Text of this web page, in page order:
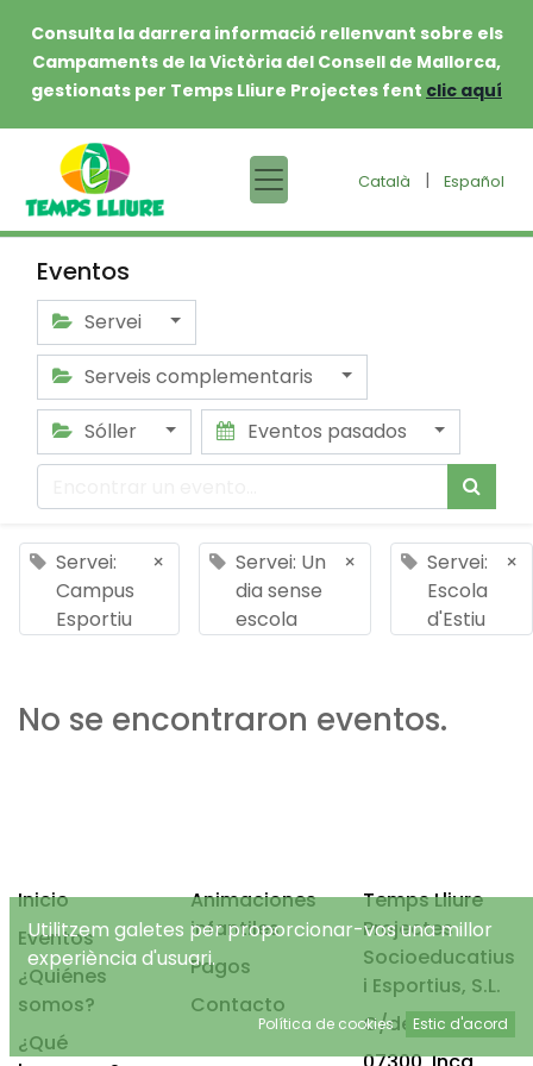
Consulta la darrera informació rellenvant sobre els
Campaments de la Victòria del Consell de Mallorca,
gestionats per Temps Lliure Projectes fent clic aquí
Català | Español
Eventos
Servei
Serveis complementaris
Sóller
Eventos pasados
Servei:
Campus
Esportiu
×
Servei: Un
dia sense
escola
×
Servei:
Escola
d'Estiu
×
No se encontraron eventos.
Inicio
Eventos
¿Quiénes
somos?
¿Qué
Animaciones
infantiles
Pagos
Contacto
Temps Lliure
Projectes
Socioeducatius
i Esportius, S.L.
C/de Mancor, 4
Utilitzem galetes per proporcionar-vos una millor
experiència d'usuari.
Política de cookies Estic d'acord